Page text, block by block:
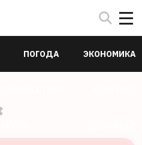
ПОГОДА ЭКОНОМИКА